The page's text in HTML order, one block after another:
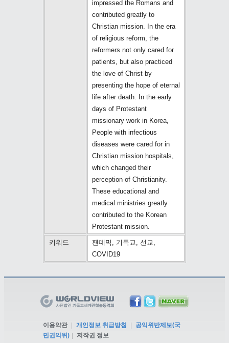
impressed the Romans and
contributed greatly to
Christian mission. In the era
of religious reform, the
reformers not only cared for
patients, but also practiced
the love of Christ by
presenting the hope of eternal
life after death. In the early
days of Protestant
missionary work in Korea,
People with infectious
diseases were cared for in
Christian mission hospitals,
which changed their
perception of Christianity.
These educational and
medical ministries greatly
contributed to the Korean
Protestant mission.
키워드
팬데믹, 기독교, 선교,
COVID19
이용약관 개인정보 취급방침
공익위반제보(국
민권익위)
저작권 정보